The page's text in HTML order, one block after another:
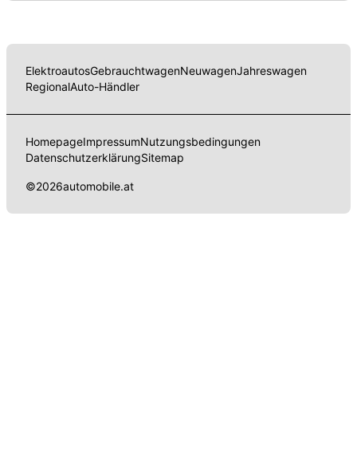
ElektroautosGebrauchtwagenNeuwagenJahreswagen
RegionalAuto-Händler
HomepageImpressumNutzungsbedingungen
DatenschutzerklärungSitemap
©2026automobile.at